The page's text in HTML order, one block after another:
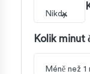
Nikdy
Kolik minut
Méně než 1